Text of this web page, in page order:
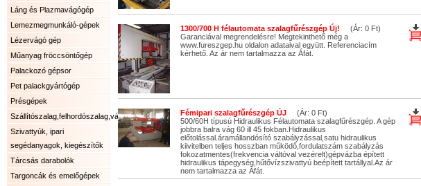
Láng és Plazmavágógép
Lemezmegmunkáló-gépek
Lézervágó gép
Műanyag fröccsöntőgép
Palackozó gépsor
Pet palackgyártógép
Présgépek
Szállítószalag,felhordószalag,válogatószalag.
Szivattyúk, ipari
segédanyagok, kiegészítők
Tárcsás darabolók
Targoncák és emelőgépek
1300/700 H félautomata szalagfűrészgép Új! (Ár: 0 Ft)
Garanciával megrendelésre! Megtekinthető még a
www.fureszgep.hu oldalon adataival együtt. Referenciacím
kérhető. Az ár nem tartalmazza az Áfát.
Fémipari szalagfűrészgép ÚJ (Ár: 0 Ft)
500/60H típusú Hidraulikus Félautomata szalagfűrészgép. A gép
jobbra balra vág 60 ill 45 fokban.Hidraulikus
előtolással.áramállandósító szabályzással,satu hidraulikus
kiivitelben teljes hosszban működő,fordulatszám szabályzás
fokozatmentes(frekvencia váltóval vezérelt)gépvázba épített
hidraulikus tápegység,hűtővízszivattyú beépített tartállyal.Az ár
nem tartalmazza az Áfát.